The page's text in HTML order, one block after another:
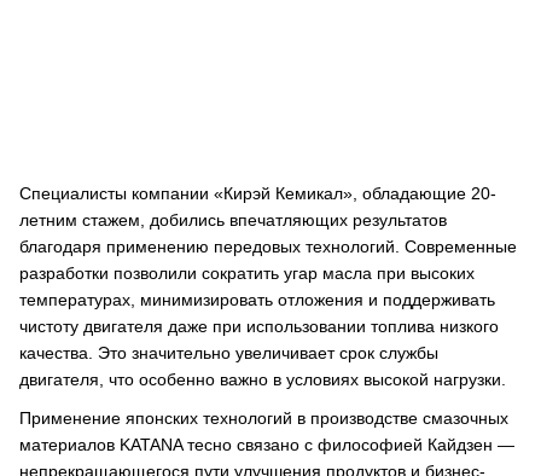
Специалисты компании «Кирэй Кемикал», обладающие 20-
летним стажем, добились впечатляющих результатов
благодаря применению передовых технологий. Современные
разработки позволили сократить угар масла при высоких
температурах, минимизировать отложения и поддерживать
чистоту двигателя даже при использовании топлива низкого
качества. Это значительно увеличивает срок службы
двигателя, что особенно важно в условиях высокой нагрузки.
Применение японских технологий в производстве смазочных
материалов KATANA тесно связано с философией Кайдзен —
непрекращающегося пути улучшения продуктов и бизнес-